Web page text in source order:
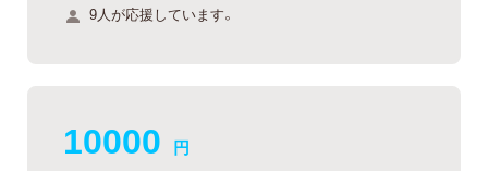
9人が応援しています。
10000 円